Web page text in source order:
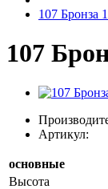
107 Бронза
107
Артикул:
основные
Высота